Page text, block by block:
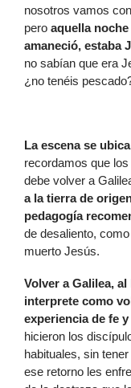
nosotros vamos
pero aquella
amaneció, estaba
no sabían que era
¿no tenéis
La escena se
recordamos que
debe volver a
a la tierra de
pedagogía
de desaliento,
muerto Jesús.
Volver a Galilea,
interprete como
experiencia de fe
hicieron los
habituales, sin
ese retorno les